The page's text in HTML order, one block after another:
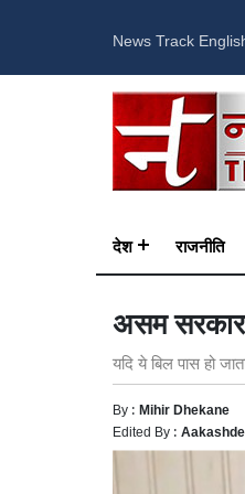
News Track
देश राजनीति
असम सरकार
यदि ये बिल पास हो
By :Mihir Dhekane
Edited By :